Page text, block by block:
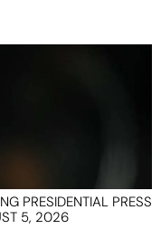
PRESIDENTIAL PRESS
5, 2026